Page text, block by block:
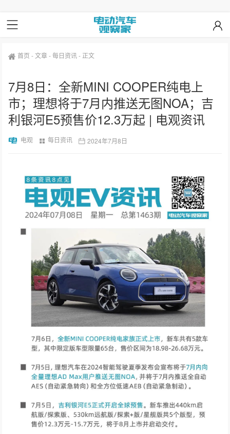
首页 -文章-每日资讯- 正文
7月8日：全新MINI COOPER纯电上
市；理想将于7月内推送无图NOA；吉
利银河E5预售价12.3万起 | 电观资讯
电观 每日资讯 2024年7月8日